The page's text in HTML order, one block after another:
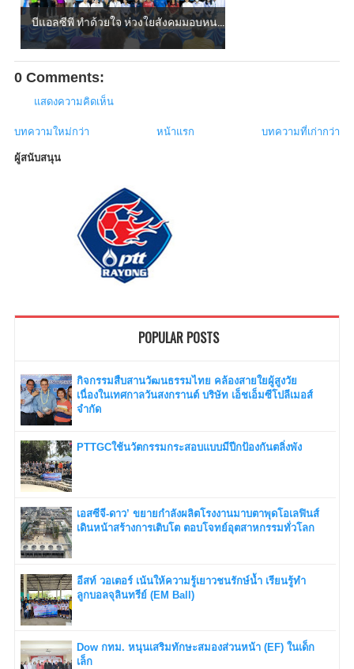
บีแอลซีพี ทำด้วยใจ ห่วงใยสังคมมอบหน...
0 Comments:
แสดงความคิดเห็น
บทความใหม่กว่า บทความที่เก่ากว่า
หน้าแรก
ผู้สนับสนุน
POPULAR POSTS
กิจกรรมสืบสานวัฒนธรรมไทย คล้องสายใยผู้สูงวัย
เนื่องในเทศกาลวันสงกรานต์ บริษัท เอ็ชเอ็มซีโปลีเมอส์
จำกัด
PTTGCใช้นวัตกรรมกระสอบแบบมีปีกป้องกันตลิ่งพัง
เอสซีจี-ดาว’ ขยายกำลังผลิตโรงงานมาบตาพุดโอเลฟินส์
เดินหน้าสร้างการเติบโต ตอบโจทย์อุตสาหกรรมทั่วโลก
อีสท์ วอเตอร์ เน้นให้ความรู้เยาวชนรักษ์น้ำ เรียนรู้ทำ
ลูกบอลจุลินทรีย์ (EM Ball)
Dow กทม. หนุนเสริมทักษะสมองส่วนหน้า (EF) ในเด็ก
เล็ก